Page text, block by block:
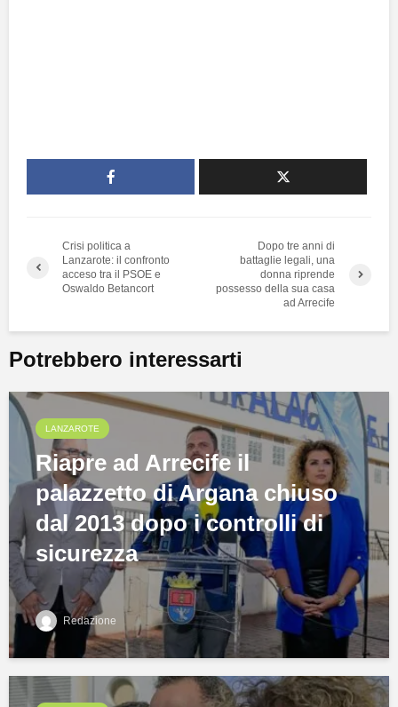
Crisi politica a
Lanzarote: il confronto
acceso tra il PSOE e
Oswaldo Betancort
Dopo tre anni di
battaglie legali, una
donna riprende
possesso della sua casa
ad Arrecife
Potrebbero interessarti
LANZAROTE
Riapre ad Arrecife il
palazzetto di Argana chiuso
dal 2013 dopo i controlli di
sicurezza
Redazione